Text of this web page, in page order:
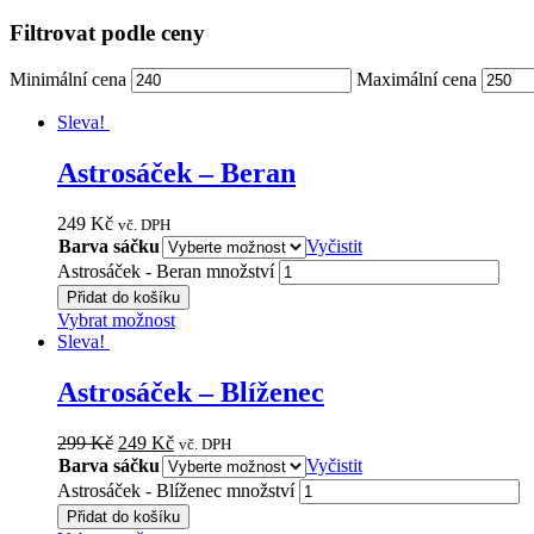
Filtrovat podle ceny
Minimální cena Maximální cena
Sleva!
Astrosáček – Beran
249 Kč vč. DPH
Barva sáčku
Vyčistit
Astrosáček - Beran množství
Přidat do košíku
Vybrat možnost
Sleva!
Astrosáček – Blíženec
299Kč 249 Kč vč. DPH
Barva sáčku
Vyčistit
Astrosáček - Blíženec množství
Přidat do košíku